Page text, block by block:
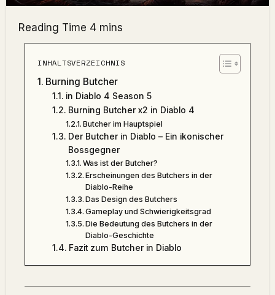
INHALTSVERZEICHNIS
Burning Butcher
in Diablo 4 Season 5
Burning Butcher x2 in Diablo 4
Butcher im Hauptspiel
Der Butcher in Diablo – Ein ikonischer
Bossgegner
Was ist der Butcher?
Erscheinungen des Butchers in der
Diablo-Reihe
Das Design des Butchers
Gameplay und Schwierigkeitsgrad
Die Bedeutung des Butchers in der
Diablo-Geschichte
Fazit zum Butcher in Diablo